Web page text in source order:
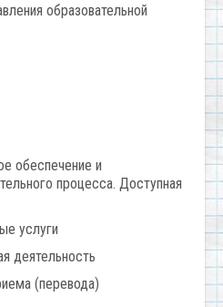
образовательной
обеспечение и
процесса. Доступная
услуги
деятельность
(перевода)